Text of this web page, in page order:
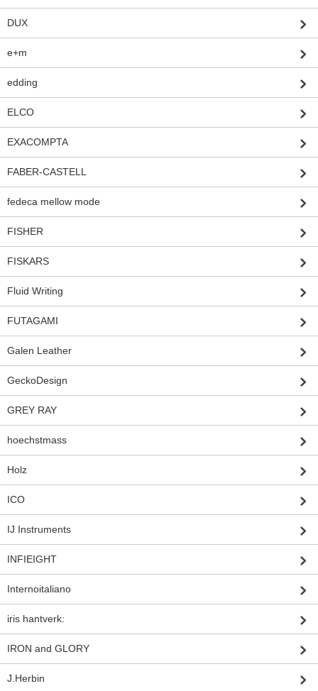
DUX
e+m
edding
ELCO
EXACOMPTA
FABER-CASTELL
fedeca mellow mode
FISHER
FISKARS
Fluid Writing
FUTAGAMI
Galen Leather
GeckoDesign
GREY RAY
hoechstmass
Holz
ICO
IJ Instruments
INFIEIGHT
Internoitaliano
iris hantverk:
IRON and GLORY
J.Herbin